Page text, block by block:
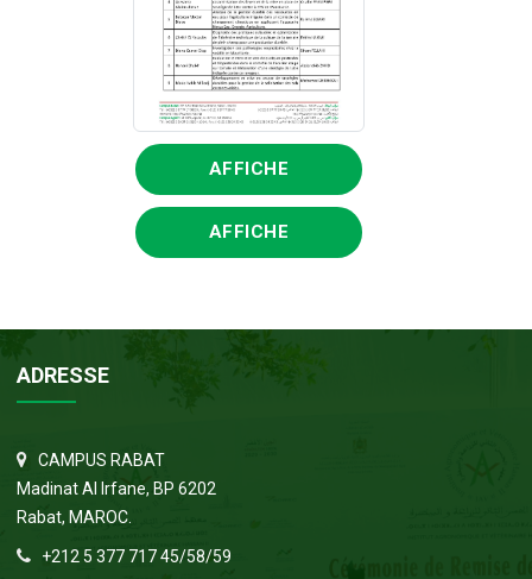
AFFICHE
AFFICHE
ADRESSE
CAMPUS RABAT
Madinat Al Irfane, BP 6202
Rabat, MAROC.
+212 5 377 717 45/58/59